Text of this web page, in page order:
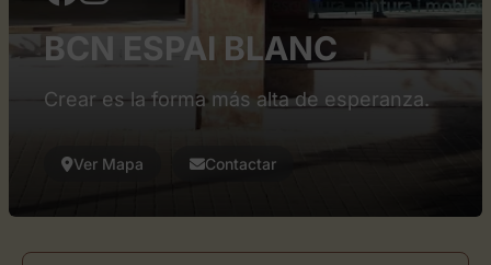
BCN ESPAI BLANC
Crear es la forma más alta de esperanza.
Ver Mapa Contactar